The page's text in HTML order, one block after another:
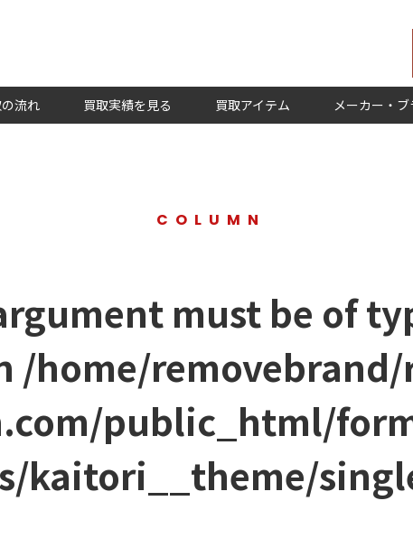
流れ 買取実績を見る 買取アイテム メーカー・
COLUMN
must be of
/home/removebrand/
public_html/
kaitori__theme/